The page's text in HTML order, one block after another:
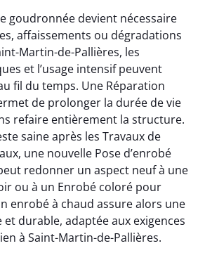
goudronnée devient nécessaire
affaissements ou dégradations
Martin-de-Pallières, les
et l’usage intensif peuvent
fil du temps. Une Réparation
de prolonger la durée de vie
refaire entièrement la structure.
saine après les Travaux de
une nouvelle Pose d’enrobé
redonner un aspect neuf à une
ou à un Enrobé coloré pour
enrobé à chaud assure alors une
durable, adaptée aux exigences
à Saint-Martin-de-Pallières.